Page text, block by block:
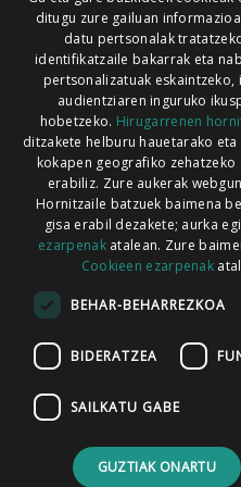
Xorroxin irratia |
HONI BURUZ LEGE
ARAUAK
ditugu zure gailuan
datu pertsonalak
identifikatzaile bakarrak eta
pertsonalizatuak
audientziaren inguruko
hobetzeko. Hirugarrenen
ditzakete helburu hauetarako
kokapen geografiko
erabiliz. Zure aukerak
Hornitzaile batzuek baimena
gisa erabil dezakete; aurka
ezarpenakatalean. Zure
Cookieen ezarpenak
BEHAR-BEHARREZKOA
BIDERATZEA
SAILKATU GABE
GUZTIAK ONARTU